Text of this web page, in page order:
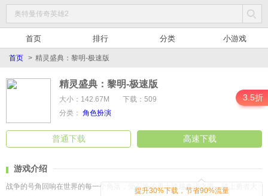
首页 排行 分类 小游戏
首页 > 精灵盛典：黎明-极速版
精灵盛典：黎明-极速版
大小：142.67M 下载：509 3.5折
分类： 角色扮演
普通下载 高速下载
提升30%下载，节省90%流量
游戏介绍
战争的号角回响在世界的每一个角落，受召唤的勇士跨越奇迹之海，踏上勇者大